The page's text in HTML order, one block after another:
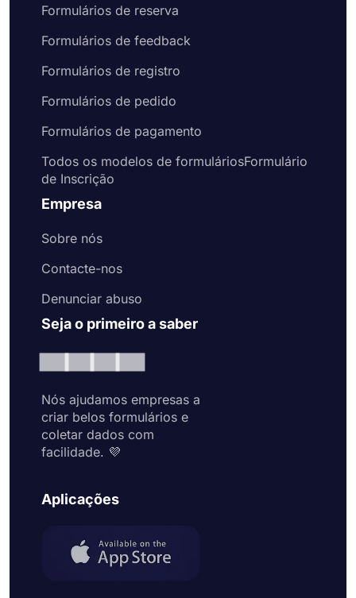
Formulários de reserva
Formulários de feedback
Formulários de registro
Formulários de pedido
Formulários de pagamento
Todos os modelos de formuláriosFormulário
de Inscrição
Empresa
Sobre nós
Contacte-nos
Denunciar abuso
Seja o primeiro a saber
Nós ajudamos empresas a
criar belos formulários e
coletar dados com
facilidade. 💜
Aplicações